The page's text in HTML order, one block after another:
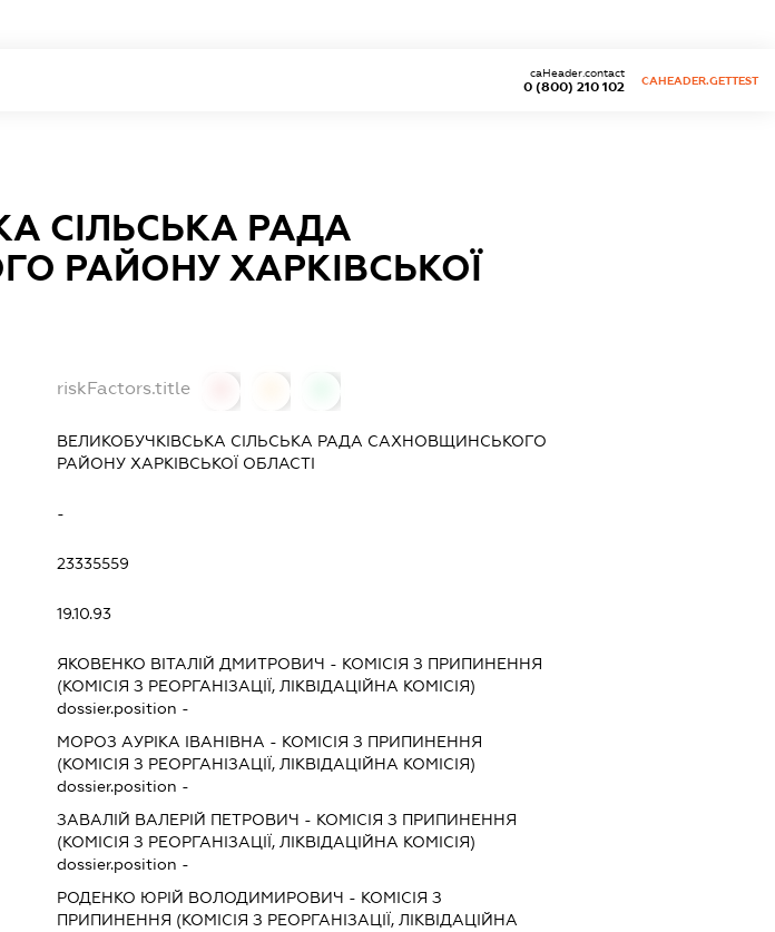
0 (800) 210 102
caHeader.contact
CAHEADER.GETTEST
СІЛЬСЬКА РАДА
РАЙОНУ ХАРКІВСЬКОЇ
riskFactors.title
ВЕЛИКОБУЧКІВСЬКА СІЛЬСЬКА РАДА САХНОВЩИНСЬКОГО
РАЙОНУ ХАРКІВСЬКОЇ ОБЛАСТІ
-
23335559
19.10.93
ЯКОВЕНКО ВІТАЛІЙ ДМИТРОВИЧ - КОМІСІЯ З ПРИПИНЕННЯ
(КОМІСІЯ З РЕОРГАНІЗАЦІЇ, ЛІКВІДАЦІЙНА КОМІСІЯ)
dossier.position -
МОРОЗ АУРІКА ІВАНІВНА - КОМІСІЯ З ПРИПИНЕННЯ
(КОМІСІЯ З РЕОРГАНІЗАЦІЇ, ЛІКВІДАЦІЙНА КОМІСІЯ)
dossier.position -
ЗАВАЛІЙ ВАЛЕРІЙ ПЕТРОВИЧ - КОМІСІЯ З ПРИПИНЕННЯ
(КОМІСІЯ З РЕОРГАНІЗАЦІЇ, ЛІКВІДАЦІЙНА КОМІСІЯ)
dossier.position -
РОДЕНКО ЮРІЙ ВОЛОДИМИРОВИЧ - КОМІСІЯ З
ПРИПИНЕННЯ (КОМІСІЯ З РЕОРГАНІЗАЦІЇ, ЛІКВІДАЦІЙНА